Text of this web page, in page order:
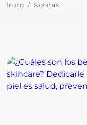
Inicio Noticias